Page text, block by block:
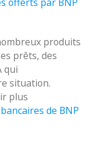
produits
prêts, des
qui
situation.
plus
de BNP